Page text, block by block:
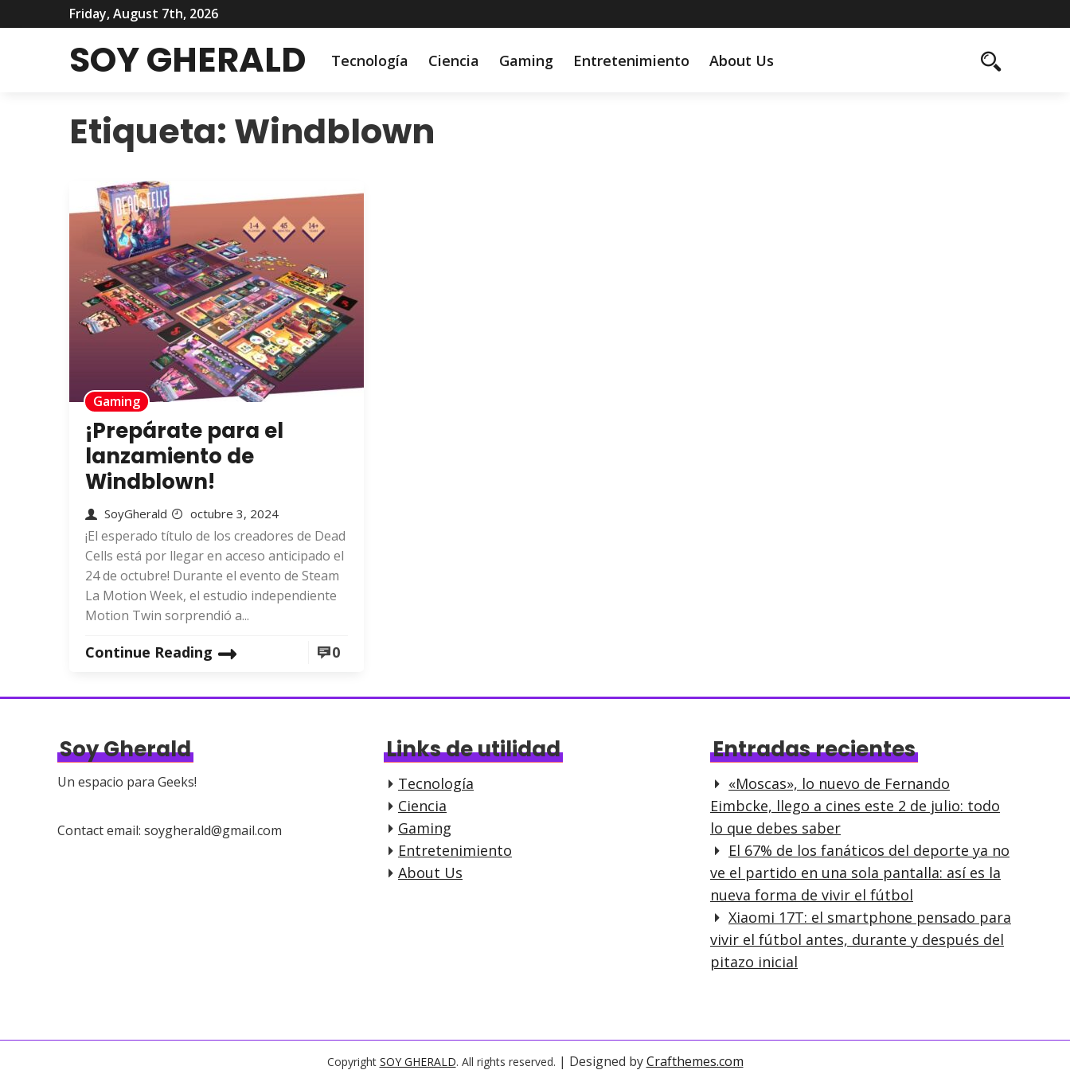
Friday, August 7th, 2026
SOY GHERALD Tecnología Ciencia Gaming Entretenimiento About Us
Etiqueta: Windblown
Gaming
¡Prepárate para el
lanzamiento de
Windblown!
SoyGherald octubre 3, 2024
¡El esperado título de los creadores de Dead
Cells está por llegar en acceso anticipado el
24 de octubre! Durante el evento de Steam
La Motion Week, el estudio independiente
Motion Twin sorprendió a...
Continue Reading 0
Soy Gherald
Un espacio para Geeks!
Contact email: soygherald@gmail.com
Links de utilidad
Tecnología
Ciencia
Gaming
Entretenimiento
About Us
Entradas recientes
«Moscas», lo nuevo de Fernando
Eimbcke, llego a cines este 2 de julio: todo
lo que debes saber
El 67% de los fanáticos del deporte ya no
ve el partido en una sola pantalla: así es la
nueva forma de vivir el fútbol
Xiaomi 17T: el smartphone pensado para
vivir el fútbol antes, durante y después del
pitazo inicial
Copyright SOY GHERALD. All rights reserved. | Designed byCrafthemes.com